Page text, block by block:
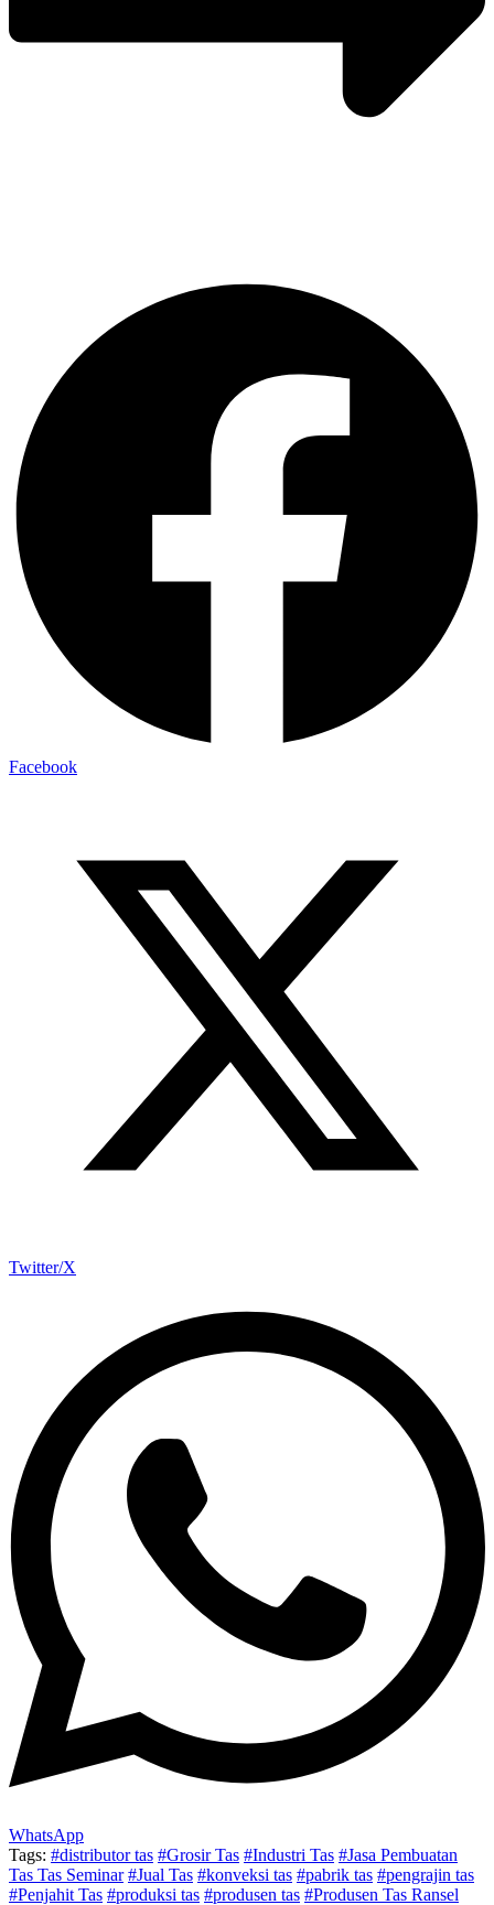
Facebook
Twitter/X
WhatsApp
Tags: #distributor tas #Grosir Tas #Industri Tas #Jasa Pembuatan
Tas Tas Seminar #Jual Tas #konveksi tas #pabrik tas #pengrajin tas
#Penjahit Tas #produksi tas #produsen tas #Produsen Tas Ransel